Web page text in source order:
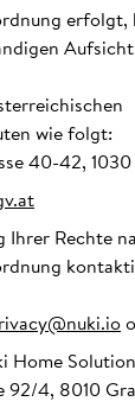
erfolgt,
wie folgt:
40-42,
Ihrer Rechte
Home
92/4, 8010